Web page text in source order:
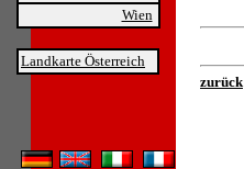
Wien
Landkarte Österreich
zurück